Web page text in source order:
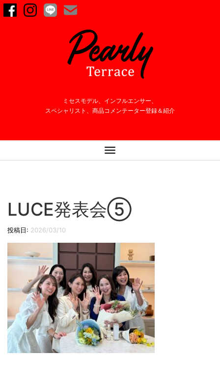
ミセスモデル、インフルエンサー、
スペシャリスト、商品コメンテーター登録＆紹介
ナ
ビ
ョ
ン
替
え
LUCE発表会⑤
投稿日: 2026/03/10